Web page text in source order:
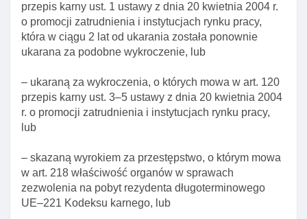
przepis karny ust. 1 ustawy z dnia 20 kwietnia 2004 r.
o promocji zatrudnienia i instytucjach rynku pracy,
która w ciągu 2 lat od ukarania została ponownie
ukarana za podobne wykroczenie, lub
– ukaraną za wykroczenia, o których mowa w art. 120
przepis karny ust. 3–5 ustawy z dnia 20 kwietnia 2004
r. o promocji zatrudnienia i instytucjach rynku pracy,
lub
– skazaną wyrokiem za przestępstwo, o którym mowa
w art. 218 właściwość organów w sprawach
zezwolenia na pobyt rezydenta długoterminowego
UE–221 Kodeksu karnego, lub
Art. 139c. Okres ważnośCI zezwolenia na pobyt
czasowy w celu wykonywania pracy w ramach
przeniesienia wewnątrz przedsiębiorstwa
wykonywania pracy w ramach przeniesienia
wewnątrz przedsiębiorstwa a inne wymogi
Art. 139e. Przesłanki odmowy wszczęcia
przeniesienia wewnątrz przedsiębiorstwa
Art. 139f. Przesłanki odmowy udzielenia na pobyt
czasowy w celu wykonywania pracy w ramach
przeniesienia wewnątrz przedsiębiorstwa